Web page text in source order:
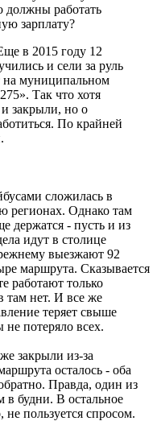
должны работать
зарплату?
в 2015 году 12
и сели за руль
на муниципальном
Так что хотя
закрыли, но о
По крайней
сложилась в
регионах. Однако там
держатся - пусть и из
идут в столице
выезжают 92
маршрута. Сказывается
работают только
там нет. И все же
теряет свыше
потеряло всех.
закрыли из-за
осталось - оба
Правда, один из
в будни. В остальное
не пользуется спросом.